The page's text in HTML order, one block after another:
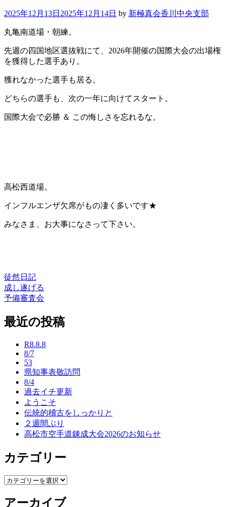
2025年12月13日 2025年12月14日 by 新極真会香川中央支部
丸亀南道場・朝練。
先週の四国地区選抜戦にて、2026年開催の国際大会の出場権
を獲得した選手あり。
獲れなかった選手も居る。
どちらの選手も、次の一年に向けてスタート。
国際大会で必勝 ＆ この悔しさを忘れるな。
高松西道場。
インフルエンザ欠席がもの凄く多いです★
みなさま、お大事になさって下さい。
徒然日記
投
稿
ナ
成し遂げる
予備審査会
最近の投稿
R8.8.8
8/7
53
県知事表敬訪問
8/4
過去イチ更新
ようこそ
伝統的稽古をしっかりと
２週間ぶり
高松市空手道錬成大会2026のお知らせ
カテゴリー
カ
ゴ
アーカイブ